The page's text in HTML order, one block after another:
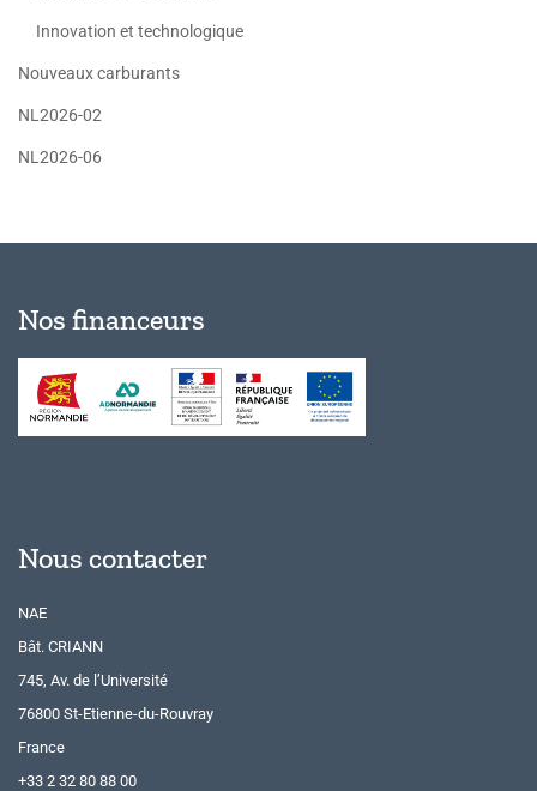
Innovation et technologique
Nouveaux carburants
NL2026-02
NL2026-06
Nos financeurs
Nous contacter
NAE
Bât. CRIANN
745, Av. de l’Université
76800 St-Etienne-du-Rouvray
France
+33 2 32 80 88 00